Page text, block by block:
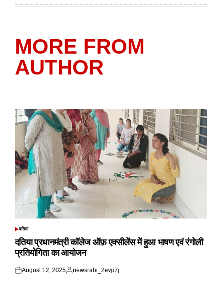
MORE FROM
AUTHOR
POSTED
दतिया
दतिया प्रधानमंत्री कॉलेज ऑफ़ एक्सीलेंस में हुआ भाषण एवं रंगोली
प्रतियोगिता का आयोजन
Posted
August 12, 2025
Posted
newsrahi_2evp7j